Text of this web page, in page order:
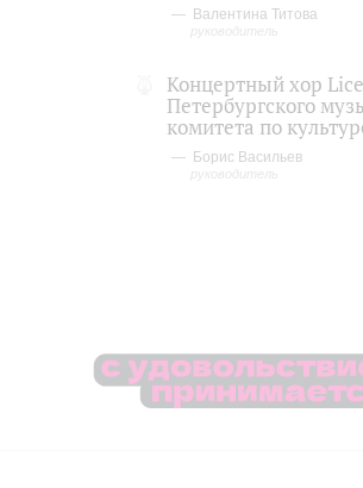
Валентина Титова
руководитель
Концертный хор
Петербургского
комитета по
Борис Васильев
руководитель